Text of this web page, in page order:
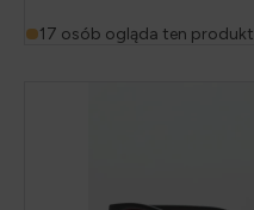
17 osób ogląda ten produkt